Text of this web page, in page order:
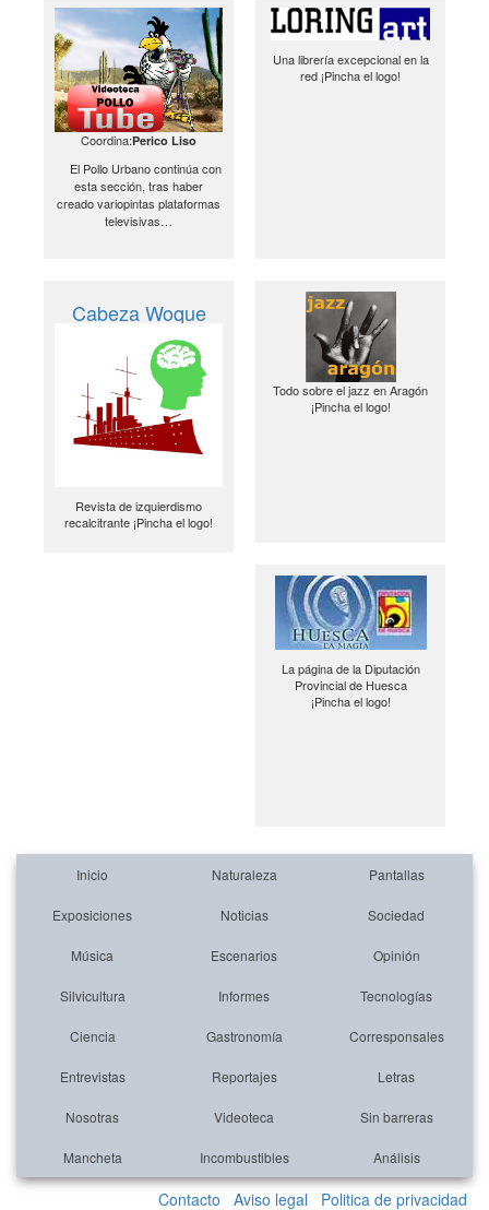
Coordina:Perico Liso
El Pollo Urbano continúa con
esta sección, tras haber
creado variopintas plataformas
televisivas…
Una librería excepcional en la
red ¡Pincha el logo!
Cabeza Woque
Revista de izquierdismo
recalcitrante ¡Pincha el logo!
Todo sobre el jazz en Aragón
¡Pincha el logo!
La página de la Diputación
Provincial de Huesca
¡Pincha el logo!
Inicio Naturaleza Pantallas
Exposiciones Noticias Sociedad
Música Escenarios Opinión
Silvicultura Informes Tecnologías
Ciencia Gastronomía Corresponsales
Entrevistas Reportajes Letras
Nosotras Videoteca Sin barreras
Mancheta Incombustibles Análisis
Contacto Aviso legal Politica de privacidad